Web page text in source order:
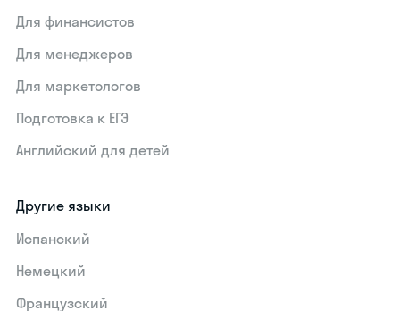
Для финансистов
Для менеджеров
Для маркетологов
Подготовка к ЕГЭ
Английский для детей
Другие языки
Испанский
Немецкий
Французский